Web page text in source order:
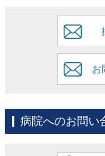
お
病院へのお問い